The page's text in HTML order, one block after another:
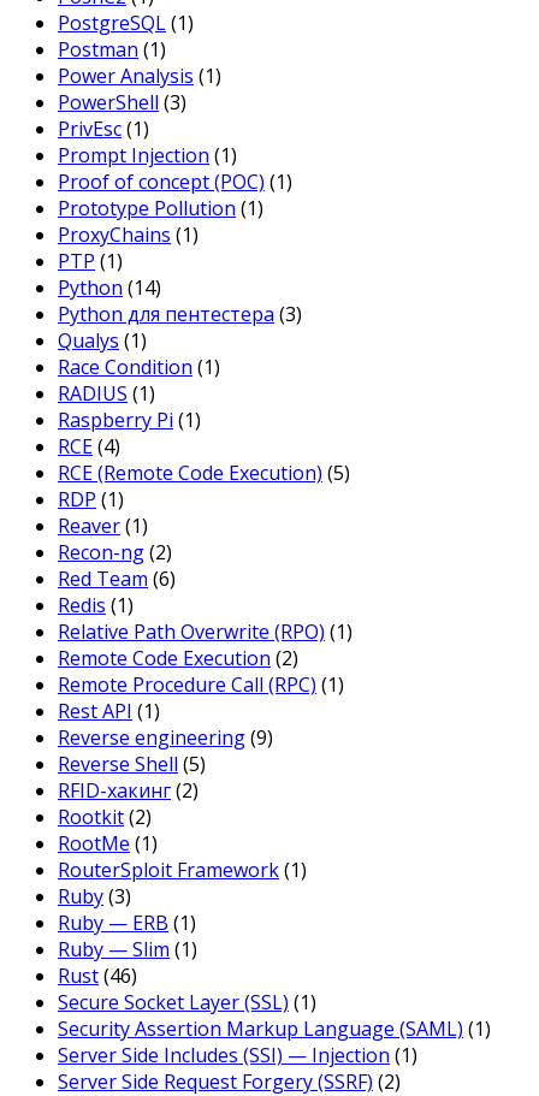
PostgreSQL(1)
Postman (1)
Power Analysis (1)
PowerShell (3)
PrivEsc(1)
Prompt Injection (1)
Proof of concept (POC) (1)
Prototype Pollution (1)
ProxyChains (1)
PTP (1)
Python (14)
Python для пентестера (3)
Qualys (1)
Race Condition (1)
RADIUS (1)
Raspberry Pi (1)
RCE(4)
RCE (Remote Code Execution) (5)
RDP (1)
Reaver(1)
Recon-ng(2)
Red Team (6)
Redis (1)
Relative Path Overwrite (RPO) (1)
Remote Code Execution (2)
Remote Procedure Call (RPC) (1)
Rest API (1)
Reverse engineering(9)
Reverse Shell (5)
RFID-хакинг(2)
Rootkit(2)
RootMe (1)
RouterSploit Framework(1)
Ruby(3)
Ruby — ERB (1)
Ruby — Slim (1)
Rust(46)
Secure Socket Layer (SSL) (1)
Security Assertion Markup Language (SAML) (1)
Server Side Includes (SSI) — Injection (1)
Server Side Request Forgery (SSRF) (2)